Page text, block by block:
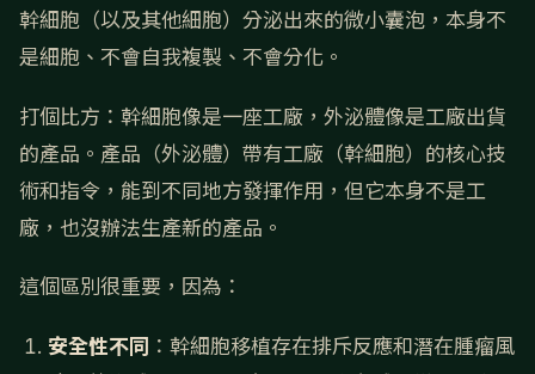
幹細胞（以及其他細胞）分泌出來的微小囊泡，本身不
是細胞、不會自我複製、不會分化。
打個比方：幹細胞像是一座工廠，外泌體像是工廠出貨
的產品。產品（外泌體）帶有工廠（幹細胞）的核心技
術和指令，能到不同地方發揮作用，但它本身不是工
廠，也沒辦法生產新的產品。
這個區別很重要，因為：
安全性不同 ：幹細胞移植存在排斥反應和潛在腫瘤風